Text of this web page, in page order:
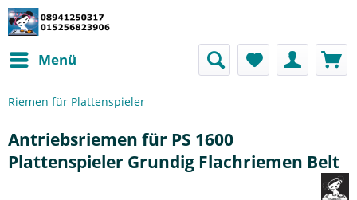
Menü
Riemen für Plattenspieler
Antriebsriemen für PS 1600
Plattenspieler Grundig Flachriemen Belt